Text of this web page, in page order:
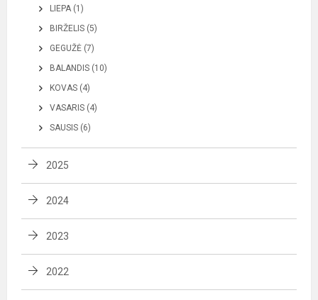
LIEPA (1)
BIRŽELIS (5)
GEGUŽĖ (7)
BALANDIS (10)
KOVAS (4)
VASARIS (4)
SAUSIS (6)
2025
2024
2023
2022